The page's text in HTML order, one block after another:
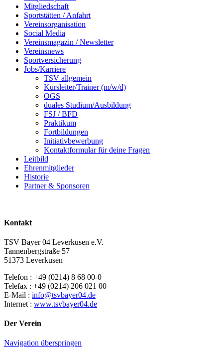
Mitgliedschaft
Sportstätten / Anfahrt
Vereinsorganisation
Social Media
Vereinsmagazin / Newsletter
Vereinsnews
Sportversicherung
Jobs/Karriere
TSV allgemein
Kursleiter/Trainer (m/w/d)
OGS
duales Studium/Ausbildung
FSJ / BFD
Praktikum
Fortbildungen
Initiativbewerbung
Kontaktformular für deine Fragen
Leitbild
Ehrenmitglieder
Historie
Partner & Sponsoren
Kontakt
TSV Bayer 04 Leverkusen e.V.
Tannenbergstraße 57
51373 Leverkusen
Telefon : +49 (0214) 8 68 00-0
Telefax : +49 (0214) 206 021 00
E-Mail : info@tsvbayer04.de
Internet : www.tsvbayer04.de
Der Verein
Navigation überspringen